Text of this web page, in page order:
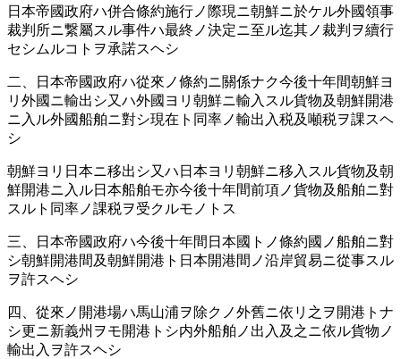
日本帝國政府ハ併合條約施行ノ際現ニ朝鮮ニ於ケル外國領事
裁判所ニ繋屬スル事件ハ最終ノ決定ニ至ル迄其ノ裁判ヲ續行
セシムルコトヲ承諾スヘシ
二、日本帝國政府ハ從來ノ條約ニ關係ナク今後十年間朝鮮ヨ
リ外國ニ輸出シ又ハ外國ヨリ朝鮮ニ輸入スル貨物及朝鮮開港
ニ入ル外國船舶ニ對シ現在ト同率ノ輸出入税及噸税ヲ課スヘ
シ
朝鮮ヨリ日本ニ移出シ又ハ日本ヨリ朝鮮ニ移入スル貨物及朝
鮮開港ニ入ル日本船舶モ亦今後十年間前項ノ貨物及船舶ニ對
スルト同率ノ課税ヲ受クルモノトス
三、日本帝國政府ハ今後十年間日本國トノ條約國ノ船舶ニ對
シ朝鮮開港間及朝鮮開港ト日本開港間ノ沿岸貿易ニ從事スル
ヲ許スヘシ
四、從來ノ開港場ハ馬山浦ヲ除クノ外舊ニ依リ之ヲ開港トナ
シ更ニ新義州ヲモ開港トシ内外船舶ノ出入及之ニ依ル貨物ノ
輸出入ヲ許スヘシ